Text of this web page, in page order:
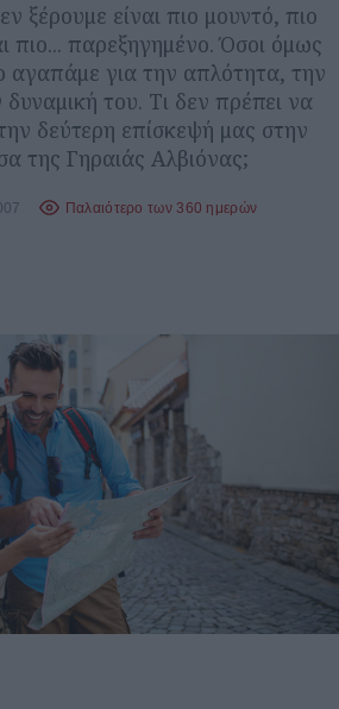
ξέρουμε είναι πιο μουντό, πιο
πιο... παρεξηγημένο. Όσοι όμως
αγαπάμε για την απλότητα, την
του. Τι δεν πρέπει να
δεύτερη επίσκεψή μας στην
της Γηραιάς Αλβιόνας;
Παλαιότερο των 360 ημερών